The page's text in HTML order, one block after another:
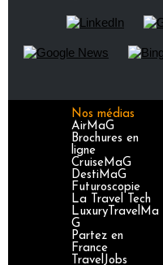
Nos médias
AirMaG
Brochures en
ligne
CruiseMaG
DestiMaG
Futuroscopie
La Travel Tech
LuxuryTravelMa
G
Partez en
France
TravelJobs